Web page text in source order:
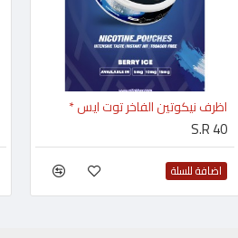
اظرف نيكوتين الفاخر توت ايس *
S.R 40
اضافة للسلة